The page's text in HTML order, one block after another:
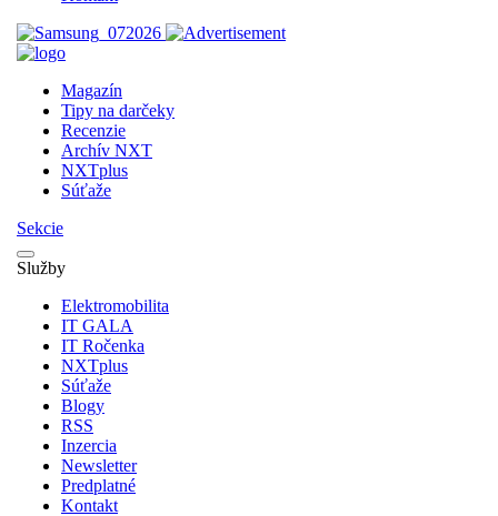
Magazín
Tipy na darčeky
Recenzie
Archív NXT
NXTplus
Súťaže
Sekcie
Služby
Elektromobilita
IT GALA
IT Ročenka
NXTplus
Súťaže
Blogy
RSS
Inzercia
Newsletter
Predplatné
Kontakt